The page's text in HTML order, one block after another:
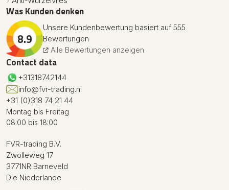
Was Kunden denken
8.9
Unsere Kundenbewertung basiert auf 555
Bewertungen
Alle Bewertungen anzeigen
Contact data
+31318742144
info@fvr-trading.nl
+31 (0)318 74 21 44
Montag bis Freitag
08:00 bis 18:00
FVR-trading B.V.
Zwolleweg 17
3771NR Barneveld
Die Niederlande